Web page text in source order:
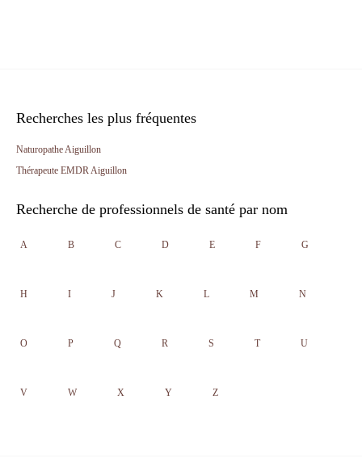
Recherches les plus fréquentes
Naturopathe Aiguillon
Thérapeute EMDR Aiguillon
Recherche de professionnels de santé par nom
A B C D E F G
H I J K L M N
O P Q R S T U
V W X Y Z